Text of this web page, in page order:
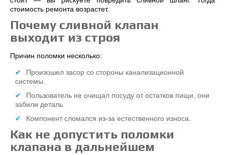
стоимость ремонта возрастет.
Почему сливной клапан
выходит из строя
Причин поломки несколько:
Произошел засор со стороны канализационной
системы.
Пользователь не очищал посуду от остатков пищи, они
забили деталь.
Компонент сломался из-за естественного износа.
Как не допустить поломки
клапана в дальнейшем